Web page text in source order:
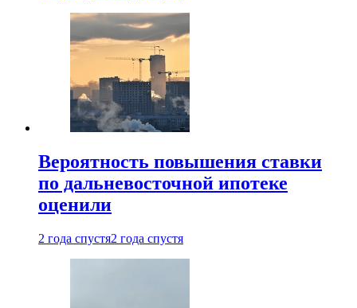
Вероятность повышения ставки
по дальневосточной ипотеке
оценили
2 года спустя2 года спустя